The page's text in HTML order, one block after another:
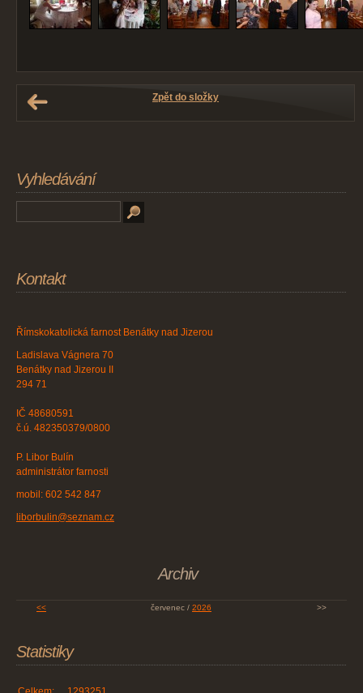
Zpět do složky
Vyhledávání
Kontakt
Římskokatolická farnost Benátky nad Jizerou
Ladislava Vágnera 70
Benátky nad Jizerou II
294 71
IČ 48680591
č.ú. 482350379/0800
P. Libor Bulín
administrátor farnosti
mobil: 602 542 847
liborbulin@seznam.cz
Archiv
<< červenec / 2026 >>
Statistiky